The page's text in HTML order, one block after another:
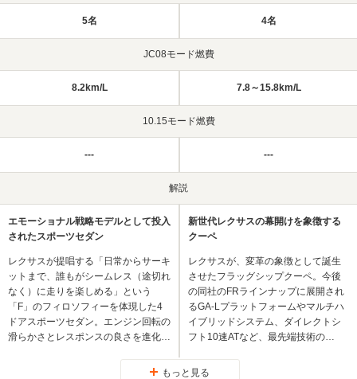
5名 4名
JC08モード燃費
8.2km/L 7.8～15.8km/L
10.15モード燃費
--- ---
解説
エモーショナル戦略モデルとして投入
されたスポーツセダン
レクサスが提唱する「日常からサーキ
ットまで、誰もがシームレス（途切れ
なく）に走りを楽しめる」という
「F」のフィロソフィーを体現した4
ドアスポーツセダン。エンジン回転の
滑らかさとレスポンスの良さを進化…
新世代レクサスの幕開けを象徴する
クーペ
レクサスが、変革の象徴として誕生
させたフラッグシップクーペ。今後
の同社のFRラインナップに展開され
るGA-Lプラットフォームやマルチハ
イブリッドシステム、ダイレクトシ
フト10速ATなど、最先端技術の…
もっと見る